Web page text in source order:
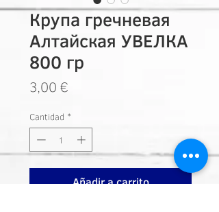
Крупа гречневая
Алтайская УВЕЛКА
800 гр
3,00 €
Cantidad *
Añadir a carrito